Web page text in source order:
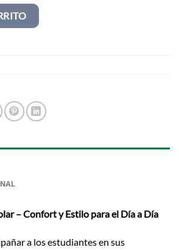
– Confort y Estilo para el Día a Día
a los estudiantes en sus